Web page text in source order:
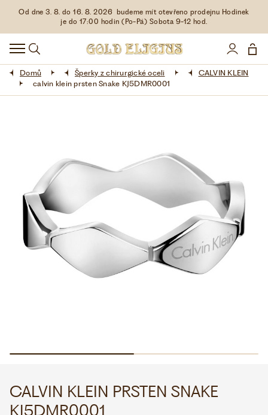
Od dne 3. 8. do 16. 8. 2026 budeme mít otevřeno prodejnu Hodinek
je do 17:00 hodin (Po-Pá) Sobota 9-12 hod.
HODINKY
DOPLŇKY
ŠPERKY
LÁSKA ❤
VŠE O NÁKUPU
KONTAKT
Domů Šperky z chirurgické oceli
CALVIN KLEIN
calvin klein prsten Snake KJ5DMR0001
CALVIN KLEIN PRSTEN SNAKE
KJ5DMR0001